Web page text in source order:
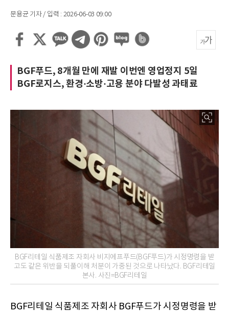
문용균 기자 / 입력 : 2026-06-03 09:00
BGF푸드, 8개월 만에 재발 이번엔 영업정지 5일
BGF로지스, 환경·소방·고용 분야 다발성 과태료
BGF리테일 식품제조 자회사 비지에프푸드(BGF푸드)가 시정명령을 받
고도 같은 위반을 되풀이해 처분이 가중된 것으로 나타났다. BGF리테일
본사. 사진=BGF리테일
BGF리테일 식품제조 자회사 BGF푸드가 시정명령을 받